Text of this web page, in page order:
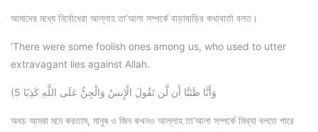
আমাদের মধ্যে নির্বোধেরা আল্লাহ তা’আলা সম্পর্কে বাড়াবাড়ির কথাবার্তা বলত।
‘There were some foolish ones among us, who used to utter
extravagant lies against Allah.
(5 وَأَنَّا ظَنَنَّا أَن لَّن تَقُولَ الْإِنسُ وَالْجِنُّ عَلَى اللَّهِ كَذِبًا
অথচ আমরা মনে করতাম, মানুষ ও জিন কখনও আল্লাহ তা’আলা সম্পর্কে মিথ্যা বলতে পারে